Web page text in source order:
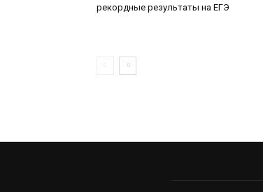
рекордные результаты на ЕГЭ